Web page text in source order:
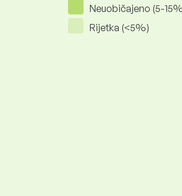
Neuobičajeno (5-
Rijetka (<5%)